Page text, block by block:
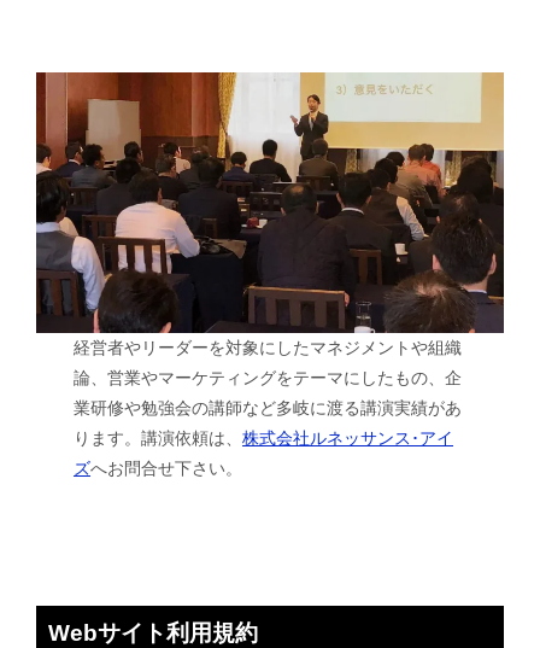
経営者やリーダーを対象にしたマネジメントや組織
論、営業やマーケティングをテーマにしたもの、企
業研修や勉強会の講師など多岐に渡る講演実績があ
ります。講演依頼は、株式会社ルネッサンス･アイ
ズへお問合せ下さい。
Webサイト利用規約